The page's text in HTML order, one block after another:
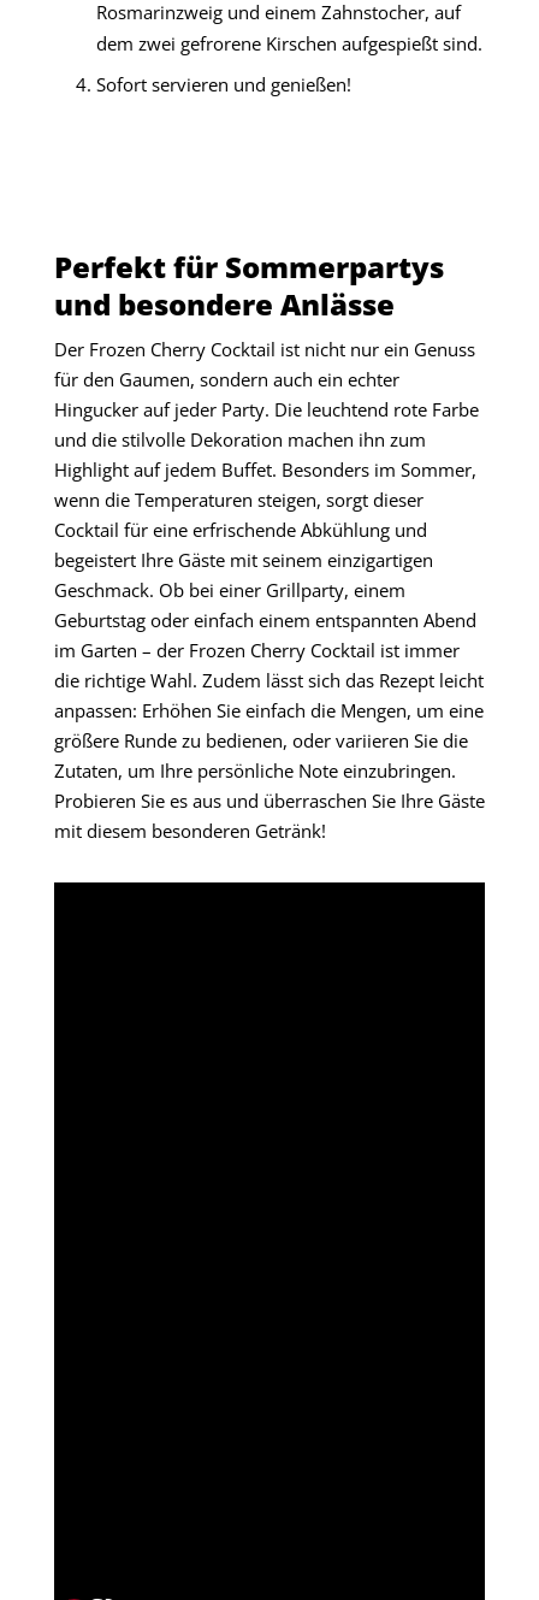
Rosmarinzweig und einem Zahnstocher, auf
dem zwei gefrorene Kirschen aufgespießt sind.
Sofort servieren und genießen!
Perfekt für Sommerpartys
und besondere Anlässe
Der Frozen Cherry Cocktail ist nicht nur ein Genuss
für den Gaumen, sondern auch ein echter
Hingucker auf jeder Party. Die leuchtend rote Farbe
und die stilvolle Dekoration machen ihn zum
Highlight auf jedem Buffet. Besonders im Sommer,
wenn die Temperaturen steigen, sorgt dieser
Cocktail für eine erfrischende Abkühlung und
begeistert Ihre Gäste mit seinem einzigartigen
Geschmack. Ob bei einer Grillparty, einem
Geburtstag oder einfach einem entspannten Abend
im Garten – der Frozen Cherry Cocktail ist immer
die richtige Wahl. Zudem lässt sich das Rezept leicht
anpassen: Erhöhen Sie einfach die Mengen, um eine
größere Runde zu bedienen, oder variieren Sie die
Zutaten, um Ihre persönliche Note einzubringen.
Probieren Sie es aus und überraschen Sie Ihre Gäste
mit diesem besonderen Getränk!